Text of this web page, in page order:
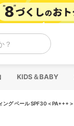
？
KIDS＆BABY
ング ベール SPF30＜PA+++＞